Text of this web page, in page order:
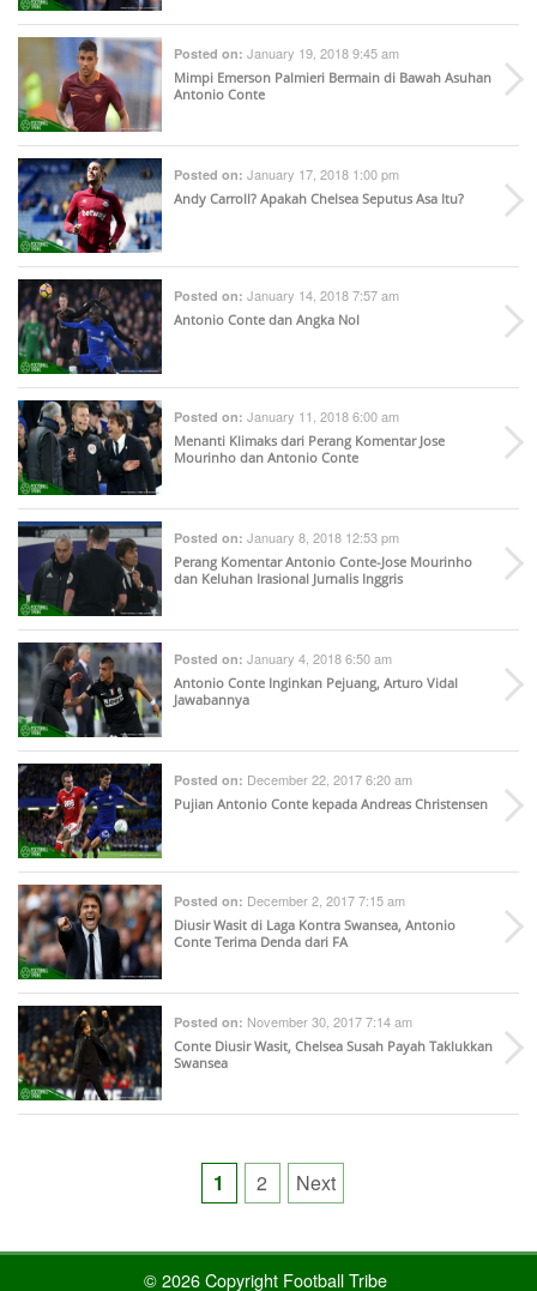
Posted on: January 19, 2018 9:45 am
Mimpi Emerson Palmieri Bermain di Bawah Asuhan
Antonio Conte
Posted on: January 17, 2018 1:00 pm
Andy Carroll? Apakah Chelsea Seputus Asa Itu?
Posted on: January 14, 2018 7:57 am
Antonio Conte dan Angka Nol
Posted on: January 11, 2018 6:00 am
Menanti Klimaks dari Perang Komentar Jose
Mourinho dan Antonio Conte
Posted on: January 8, 2018 12:53 pm
Perang Komentar Antonio Conte-Jose Mourinho
dan Keluhan Irasional Jurnalis Inggris
Posted on: January 4, 2018 6:50 am
Antonio Conte Inginkan Pejuang, Arturo Vidal
Jawabannya
Posted on: December 22, 2017 6:20 am
Pujian Antonio Conte kepada Andreas Christensen
Posted on: December 2, 2017 7:15 am
Diusir Wasit di Laga Kontra Swansea, Antonio
Conte Terima Denda dari FA
Posted on: November 30, 2017 7:14 am
Conte Diusir Wasit, Chelsea Susah Payah Taklukkan
Swansea
Posts
pagination
1 2 Next
© 2026 Copyright Football Tribe